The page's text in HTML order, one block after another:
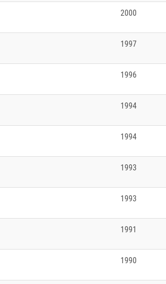
2000
1997
1996
1994
1994
1993
1993
1991
1990